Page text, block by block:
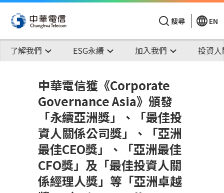
搜尋 EN
了解我們 ESG永續 加入我們 投資
中華電信獲《Corporate
Governance Asia》頒發
「永續亞洲獎」、「最佳投
資人關係公司獎」、「亞洲
最佳CEO獎」、「亞洲最佳
CFO獎」及「最佳投資人關
係經理人獎」等「亞洲卓越